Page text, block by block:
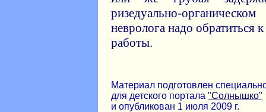
ризедуально-
невролога надо обратиться
работы.
Материал подготовлен
для детского портала "Солнышко"
и опубликован 1 июля 2009 г.